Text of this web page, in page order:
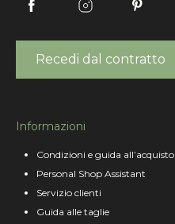
Recedi dal contratto
Informazioni
Condizioni e guida all’acquisto
Personal Shop Assistant
Servizio clienti
Guida alle taglie